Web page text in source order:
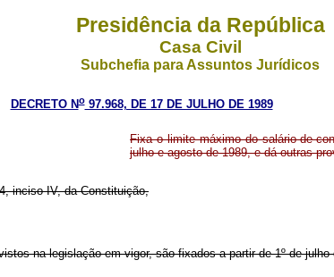
Presidência da República
Casa Civil
Subchefia para Assuntos Jurídicos
DECRETO No97.968, DE 17 DE JULHO DE 1989
Fixa o limite máximo do salário-de-
julho e agosto de 1989, e dá outras
inciso IV, da Constituição,
na legislação em vigor, são fixados a partir de 1º de